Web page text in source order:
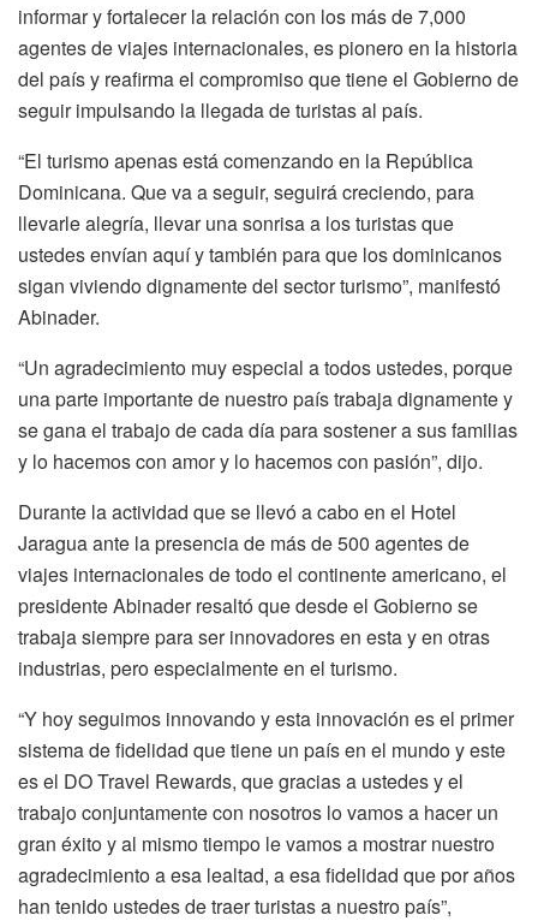
informar y fortalecer la relación con los más de 7,000
agentes de viajes internacionales, es pionero en la historia
del país y reafirma el compromiso que tiene el Gobierno de
seguir impulsando la llegada de turistas al país.
“El turismo apenas está comenzando en la República
Dominicana. Que va a seguir, seguirá creciendo, para
llevarle alegría, llevar una sonrisa a los turistas que
ustedes envían aquí y también para que los dominicanos
sigan viviendo dignamente del sector turismo”, manifestó
Abinader.
“Un agradecimiento muy especial a todos ustedes, porque
una parte importante de nuestro país trabaja dignamente y
se gana el trabajo de cada día para sostener a sus familias
y lo hacemos con amor y lo hacemos con pasión”, dijo.
Durante la actividad que se llevó a cabo en el Hotel
Jaragua ante la presencia de más de 500 agentes de
viajes internacionales de todo el continente americano, el
presidente Abinader resaltó que desde el Gobierno se
trabaja siempre para ser innovadores en esta y en otras
industrias, pero especialmente en el turismo.
“Y hoy seguimos innovando y esta innovación es el primer
sistema de fidelidad que tiene un país en el mundo y este
es el DO Travel Rewards, que gracias a ustedes y el
trabajo conjuntamente con nosotros lo vamos a hacer un
gran éxito y al mismo tiempo le vamos a mostrar nuestro
agradecimiento a esa lealtad, a esa fidelidad que por años
han tenido ustedes de traer turistas a nuestro país”,